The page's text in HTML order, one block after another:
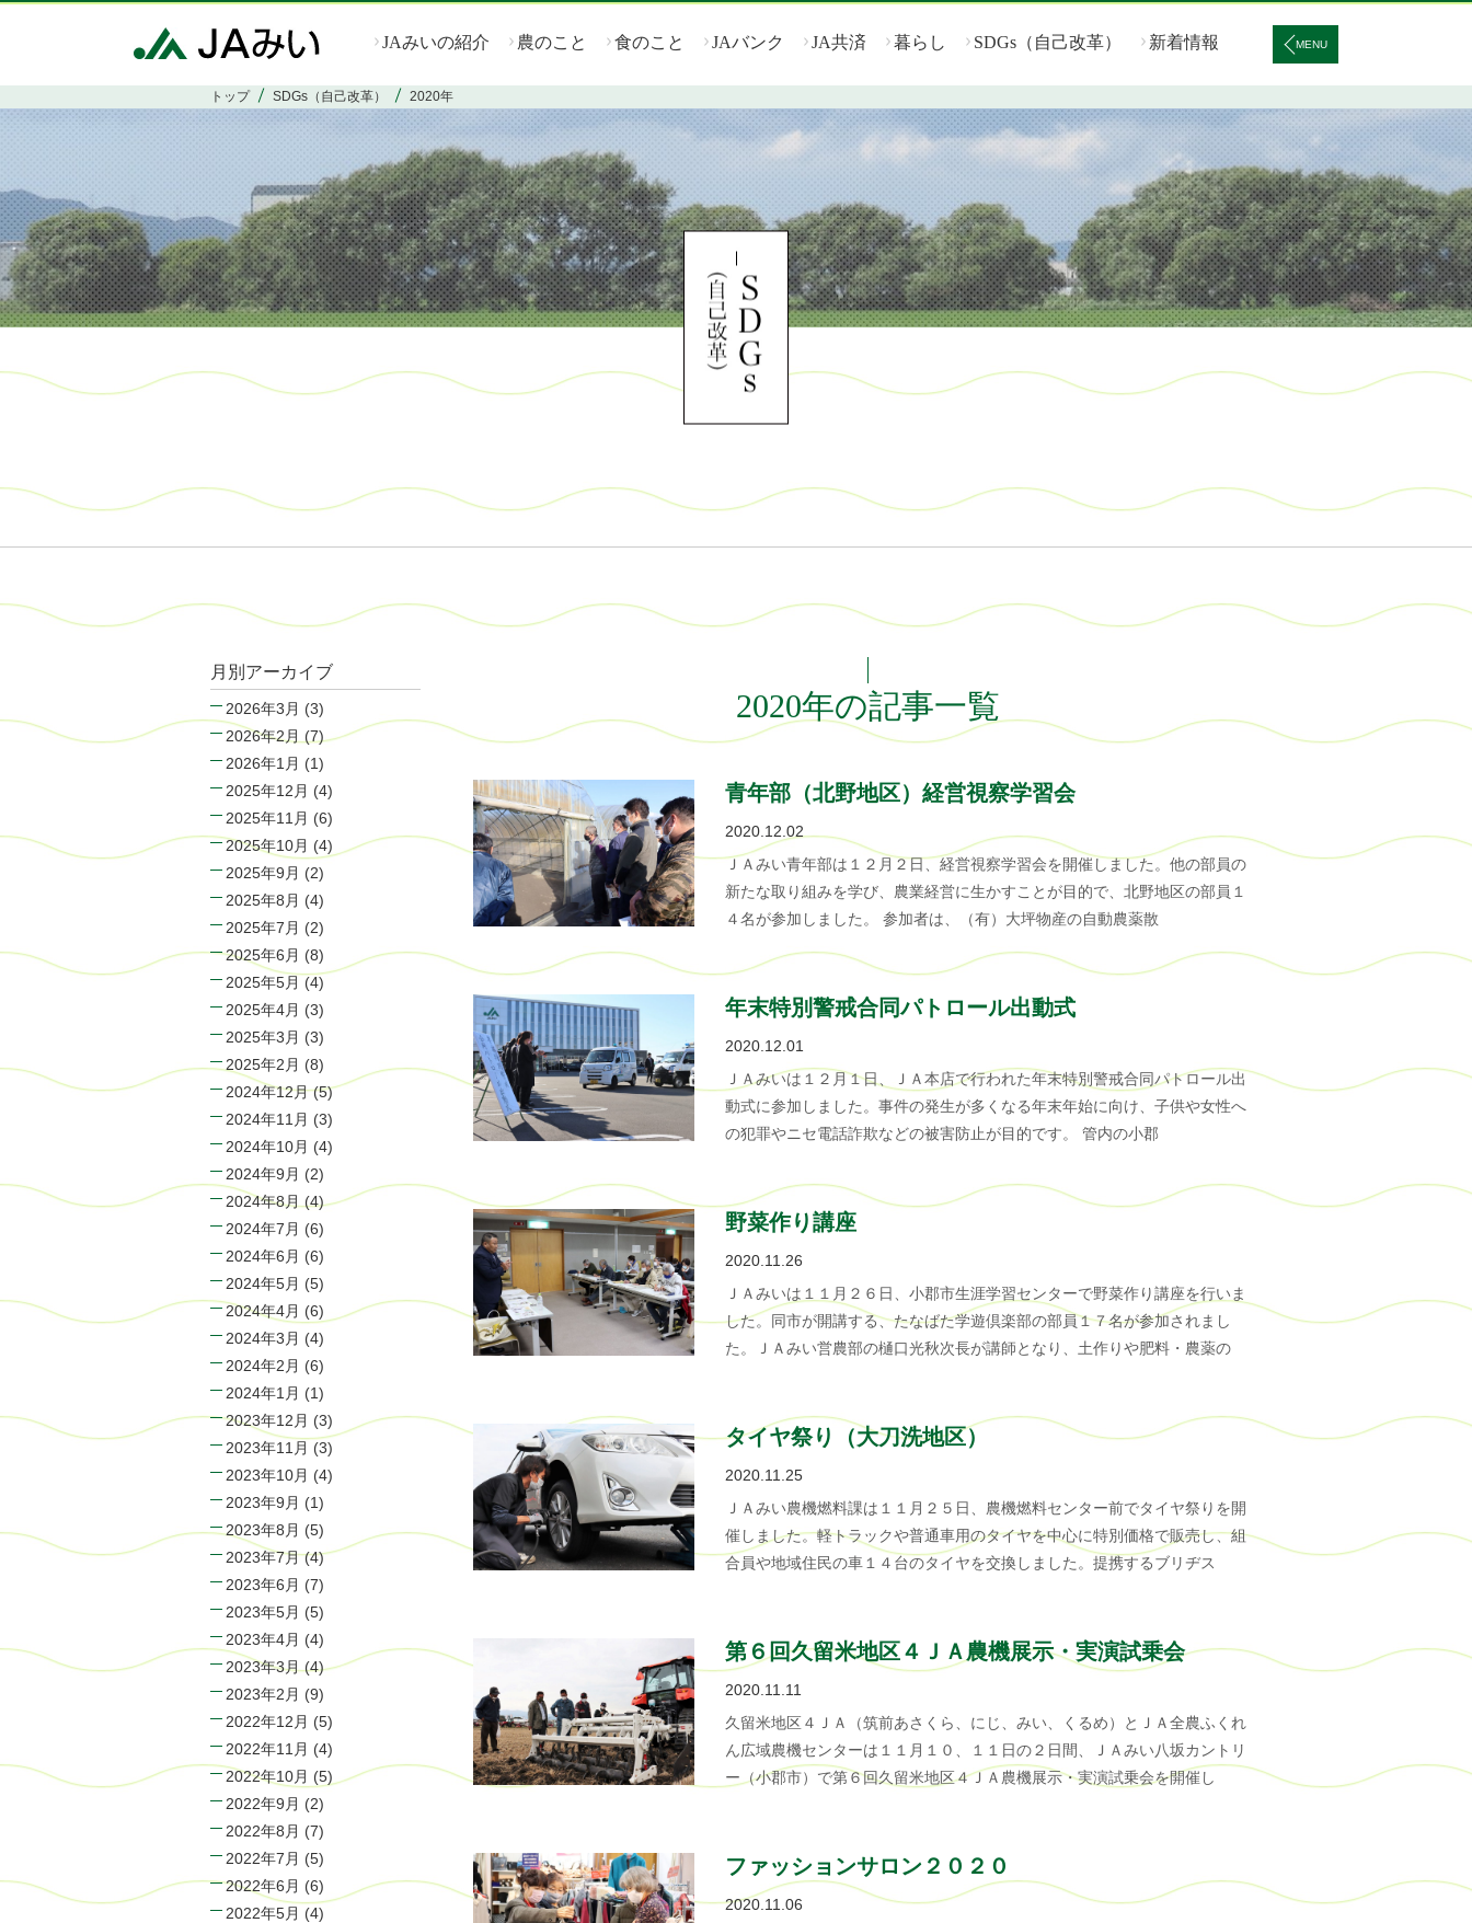
JAみいの紹介 農のこと 食のこと JAバンク JA共済 暮らし SDGs（自己改革） 新着情報 MENU
トップ SDGs（自己改革） 2020年
2020年の記事一覧
青年部（北野地区）経営視察学習会
2020.12.02
ＪＡみい青年部は１２月２日、経営視察学習会を開催しました。他の部員の
新たな取り組みを学び、農業経営に生かすことが目的で、北野地区の部員１
４名が参加しました。 参加者は、（有）大坪物産の自動農薬散
年末特別警戒合同パトロール出動式
2020.12.01
ＪＡみいは１２月１日、ＪＡ本店で行われた年末特別警戒合同パトロール出
動式に参加しました。事件の発生が多くなる年末年始に向け、子供や女性へ
の犯罪やニセ電話詐欺などの被害防止が目的です。 管内の小郡
野菜作り講座
2020.11.26
ＪＡみいは１１月２６日、小郡市生涯学習センターで野菜作り講座を行いま
した。同市が開講する、たなばた学遊倶楽部の部員１７名が参加されまし
た。ＪＡみい営農部の樋口光秋次長が講師となり、土作りや肥料・農薬の
タイヤ祭り（大刀洗地区）
2020.11.25
ＪＡみい農機燃料課は１１月２５日、農機燃料センター前でタイヤ祭りを開
催しました。軽トラックや普通車用のタイヤを中心に特別価格で販売し、組
合員や地域住民の車１４台のタイヤを交換しました。提携するブリヂス
第６回久留米地区４ＪＡ農機展示・実演試乗会
2020.11.11
久留米地区４ＪＡ（筑前あさくら、にじ、みい、くるめ）とＪＡ全農ふくれ
ん広域農機センターは１１月１０、１１日の２日間、ＪＡみい八坂カントリ
ー（小郡市）で第６回久留米地区４ＪＡ農機展示・実演試乗会を開催し
ファッションサロン２０２０
2020.11.06
月別アーカイブ
2026年3月 (3)
2026年2月 (7)
2026年1月 (1)
2025年12月 (4)
2025年11月 (6)
2025年10月 (4)
2025年9月 (2)
2025年8月 (4)
2025年7月 (2)
2025年6月 (8)
2025年5月 (4)
2025年4月 (3)
2025年3月 (3)
2025年2月 (8)
2024年12月(5)
2024年11月 (3)
2024年10月 (4)
2024年9月 (2)
2024年8月 (4)
2024年7月 (6)
2024年6月 (6)
2024年5月 (5)
2024年4月 (6)
2024年3月 (4)
2024年2月 (6)
2024年1月 (1)
2023年12月 (3)
2023年11月 (3)
2023年10月 (4)
2023年9月 (1)
2023年8月 (5)
2023年7月(4)
2023年6月 (7)
2023年5月 (5)
2023年4月 (4)
2023年3月(4)
2023年2月 (9)
2022年12月 (5)
2022年11月 (4)
2022年10月 (5)
2022年9月 (2)
2022年8月 (7)
2022年7月 (5)
2022年6月 (6)
2022年5月 (4)